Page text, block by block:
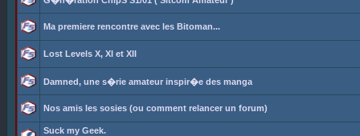
Ma premiere rencontre avec les Bitoman...
Lost Levels X, XI et XII
Damned, une s�rie amateur inspir�e des manga
Nos amis les sosies (ou comment relancer un forum)
Suck my Geek.